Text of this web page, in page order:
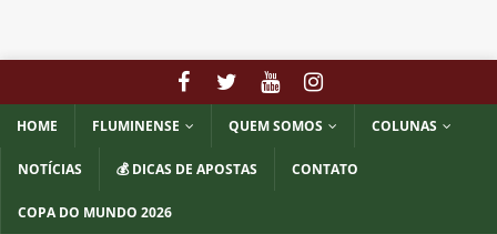
HOME FLUMINENSE QUEM SOMOS COLUNAS
NOTÍCIAS 💰 DICAS DE APOSTAS CONTATO
COPA DO MUNDO 2026